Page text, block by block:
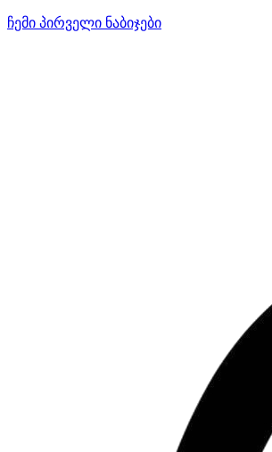
ჩემი პირველი ნაბიჯები